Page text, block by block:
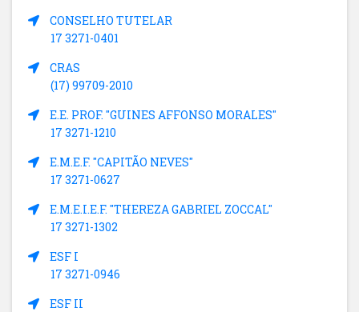
CONSELHO TUTELAR
17 3271-0401
CRAS
(17) 99709-2010
E.E. PROF. "GUINES AFFONSO MORALES"
17 3271-1210
E.M.E.F. "CAPITÃO NEVES"
17 3271-0627
E.M.E.I.E.F. "THEREZA GABRIEL ZOCCAL"
17 3271-1302
ESF I
17 3271-0946
ESF II